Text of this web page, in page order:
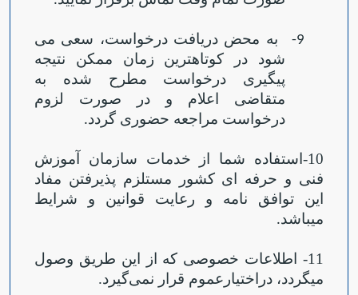
9-
به محض دریافت درخواست، سعی می
شود در کوتاهترین زمان ممکن نتیجه
پیگیری درخواست مطرح شده به
متقاضی اعلام و در صورت لزوم
درخواست مراجعه حضوری گردد.
10-استفاده شما از خدمات سازمان آموزش
فنی و حرفه ای کشور مستلزم پذیرفتن مفاد
این توافق نامه و رعایت قوانین و شرایط
میباشد.
11- اطلاعات خصوصی که از این طریق وصول
می‏گردد، دراختیارعموم قرار نمی‌گیرد.